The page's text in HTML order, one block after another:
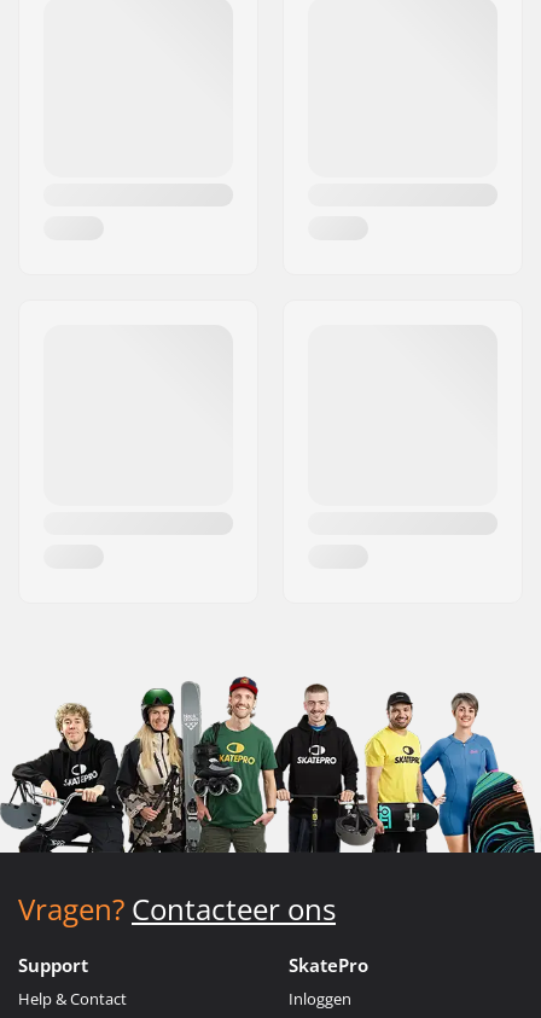
Vragen? Contacteer ons
Support
Help & Contact
SkatePro
Inloggen